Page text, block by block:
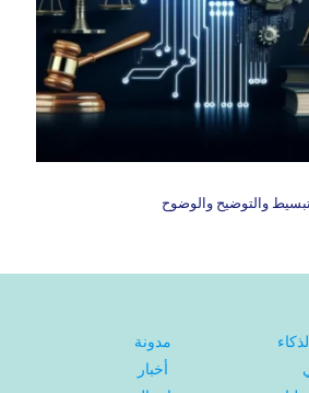
والتوضيح والوضوح
مدونة
أخبار